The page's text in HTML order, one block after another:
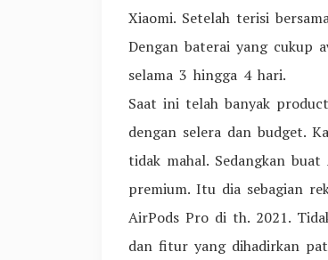
Xiaomi. Setelah terisi
Dengan baterai yang cukup
selama 3 hingga 4 hari.
Saat ini telah banyak
dengan selera dan budget.
tidak mahal. Sedangkan
premium. Itu dia sebagian
AirPods Pro di th. 2021.
dan fitur yang dihadirkan